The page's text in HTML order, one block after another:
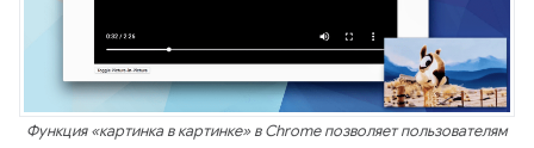
Функция «картинка в картинке» в Chrome позволяет пользователям